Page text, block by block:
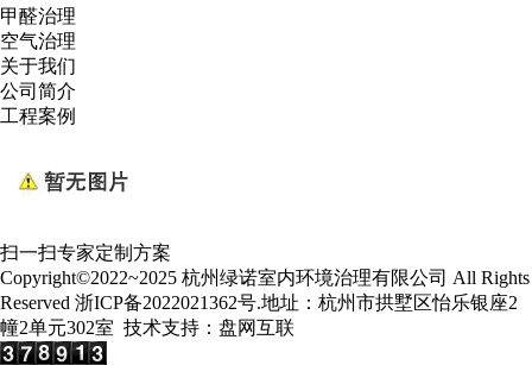
甲醛治理
空气治理
关于我们
公司简介
工程案例
扫一扫专家定制方案
Copyright©2022~2025 杭州绿诺室内环境治理有限公司 All Rights
Reserved 浙ICP备2022021362号.地址：杭州市拱墅区怡乐银座2
幢2单元302室 技术支持： 盘网互联